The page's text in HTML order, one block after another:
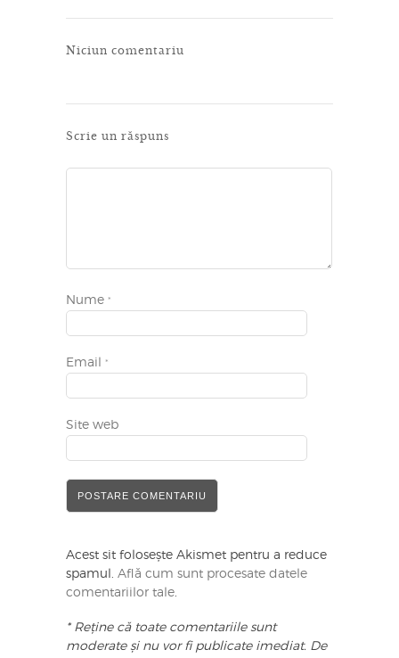
Niciun comentariu
Scrie un răspuns
Nume *
Email *
Site web
Acest sit folosește Akismet pentru a reduce
spamul. Află cum sunt procesate datele
comentariilor tale.
* Reține că toate comentariile sunt
moderate și nu vor fi publicate imediat. De